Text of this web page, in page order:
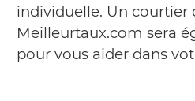
individuelle. Un courtier
Meilleurtaux.com sera
pour vous aider dans